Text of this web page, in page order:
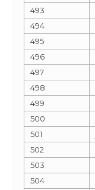
493
494
495
496
497
498
499
500
501
502
503
504